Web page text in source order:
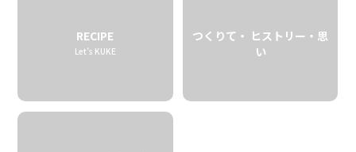
RECIPE
Let’s KUKE
つくりて・ ヒストリー・思
い
どんな人が、どんな思いで、どんなふうに
また違った価値をもってくるように思います。